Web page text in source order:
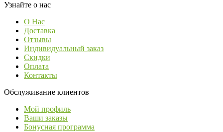
Узнайте о нас
О Нас
Доставка
Отзывы
Индивидуальный заказ
Скидки
Оплата
Контакты
Обслуживание клиентов
Мой профиль
Ваши заказы
Бонусная программа